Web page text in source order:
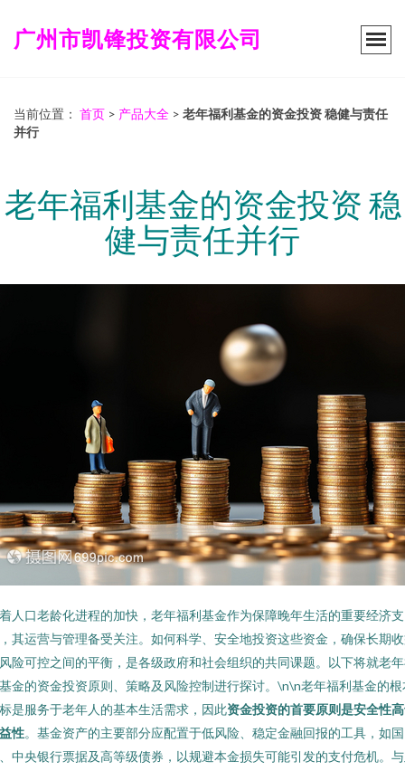
广州市凯锋投资有限公司
当前位置： 首页 > 产品大全 > 老年福利基金的资金投资 稳健与责任
并行
老年福利基金的资金投资 稳
健与责任并行
人口老龄化进程的加快，老年福利基金作为保障晚年生活的重要经济支
其运营与管理备受关注。如何科学、安全地投资这些资金，确保长期
险可控之间的平衡，是各级政府和社会组织的共同课题。以下将就老
金的资金投资原则、策略及风险控制进行探讨。\n\n老年福利基金的根
是服务于老年人的基本生活需求，因此资金投资的首要原则是安全性
性。基金资产的主要部分应配置于低风险、稳定金融回报的工具，如国
中央银行票据及高等级债券，以规避本金损失可能引发的支付危机。